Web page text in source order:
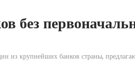
без
из крупнейших банков страны,